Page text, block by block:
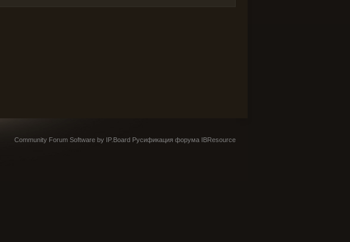
Community Forum Software by IP.Board Русификация форума IBResource